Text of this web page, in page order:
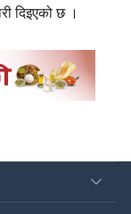
दिइएको छ ।